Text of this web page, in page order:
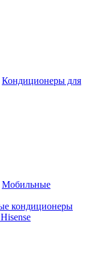
Кондиционеры для
Мобильные
кондиционеры